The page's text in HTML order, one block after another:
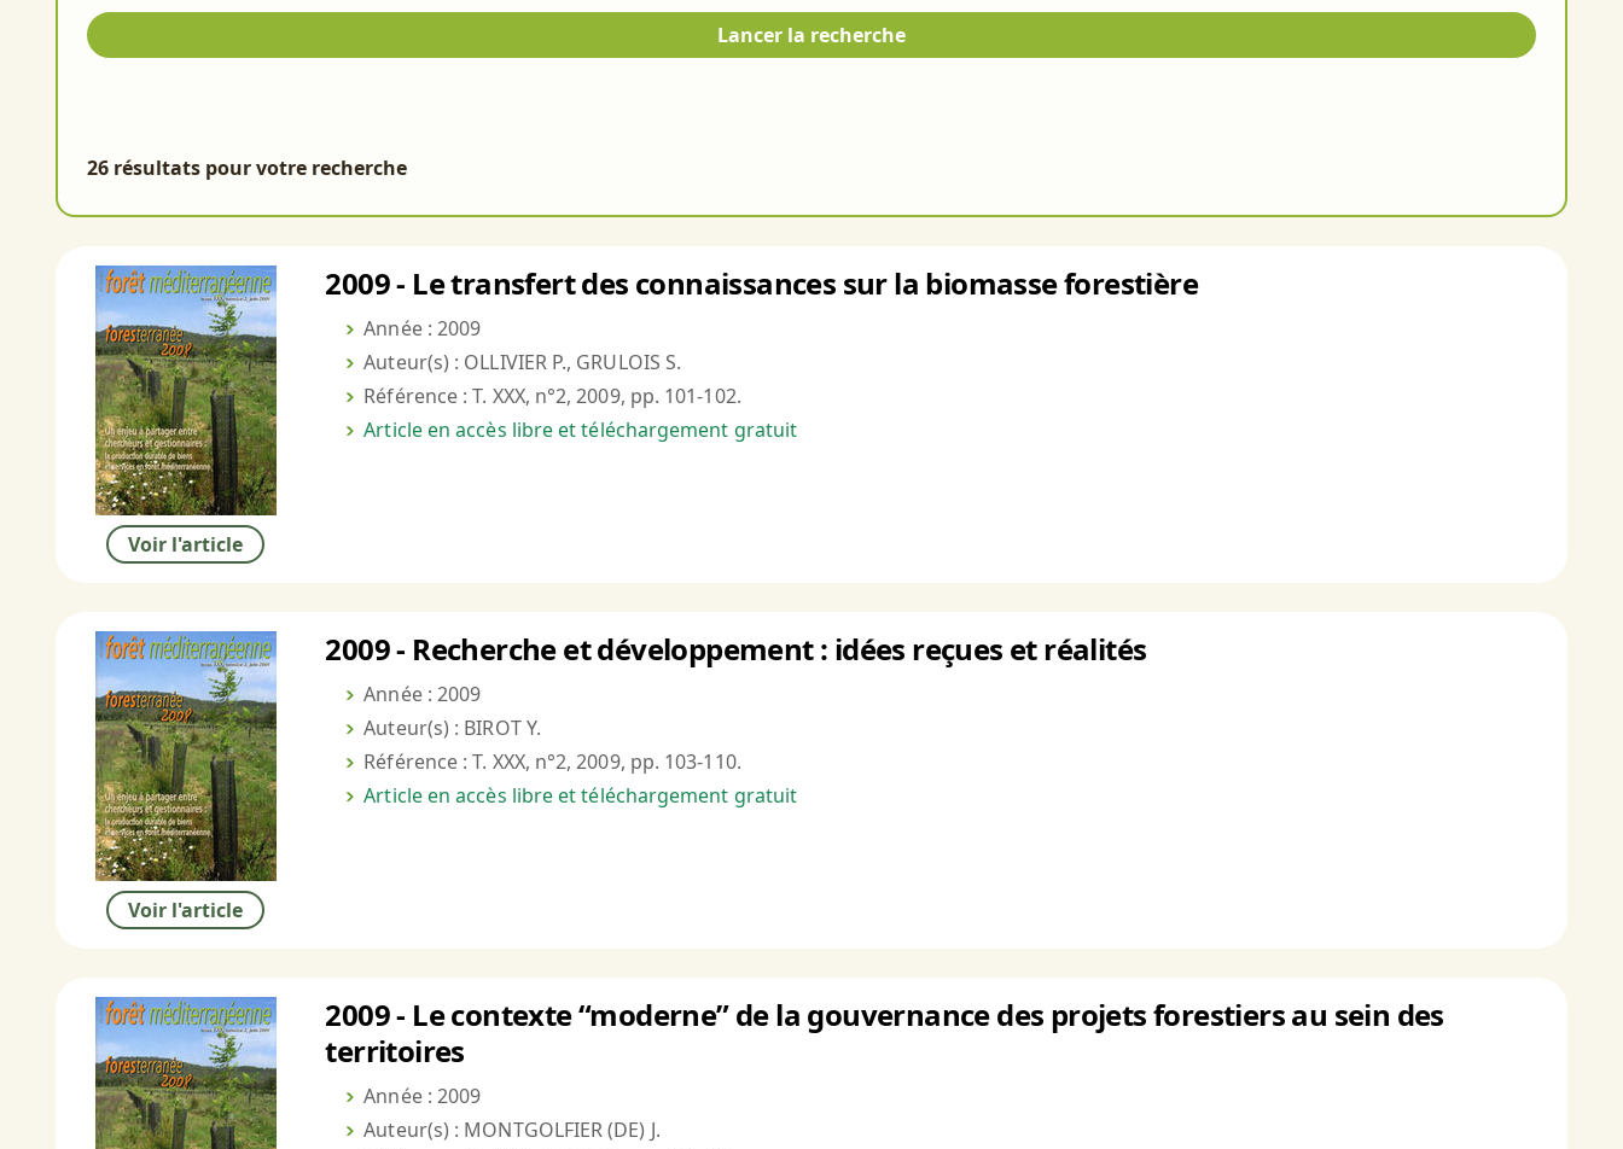
Lancer la recherche
26 résultats pour votre recherche
Voir l'article
2009 - Le transfert des connaissances sur la biomasse forestière
Année : 2009
Auteur(s) : OLLIVIER P., GRULOIS S.
Référence : T. XXX, n°2, 2009, pp. 101-102.
Article en accès libre et téléchargement gratuit
Voir l'article
2009 - Recherche et développement : idées reçues et réalités
Année : 2009
Auteur(s) : BIROT Y.
Référence : T. XXX, n°2, 2009, pp. 103-110.
Article en accès libre et téléchargement gratuit
2009 - Le contexte “moderne” de la gouvernance des projets forestiers au sein des
territoires
Année : 2009
Auteur(s) : MONTGOLFIER (DE) J.